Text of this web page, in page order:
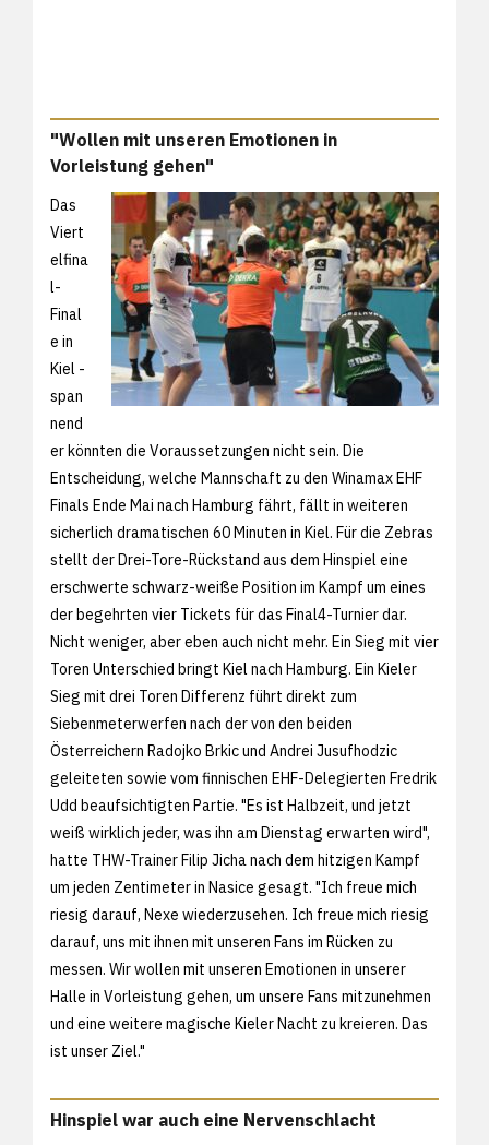
"Wollen mit unseren Emotionen in
Vorleistung gehen"
Das
Viert
elfina
l-
Final
e in
Kiel -
span
nend
er könnten die Voraussetzungen nicht sein. Die
Entscheidung, welche Mannschaft zu den Winamax EHF
Finals Ende Mai nach Hamburg fährt, fällt in weiteren
sicherlich dramatischen 60 Minuten in Kiel. Für die Zebras
stellt der Drei-Tore-Rückstand aus dem Hinspiel eine
erschwerte schwarz-weiße Position im Kampf um eines
der begehrten vier Tickets für das Final4-Turnier dar.
Nicht weniger, aber eben auch nicht mehr. Ein Sieg mit vier
Toren Unterschied bringt Kiel nach Hamburg. Ein Kieler
Sieg mit drei Toren Differenz führt direkt zum
Siebenmeterwerfen nach der von den beiden
Österreichern Radojko Brkic und Andrei Jusufhodzic
geleiteten sowie vom finnischen EHF-Delegierten Fredrik
Udd beaufsichtigten Partie. "Es ist Halbzeit, und jetzt
weiß wirklich jeder, was ihn am Dienstag erwarten wird",
hatte THW-Trainer Filip Jicha nach dem hitzigen Kampf
um jeden Zentimeter in Nasice gesagt. "Ich freue mich
riesig darauf, Nexe wiederzusehen. Ich freue mich riesig
darauf, uns mit ihnen mit unseren Fans im Rücken zu
messen. Wir wollen mit unseren Emotionen in unserer
Halle in Vorleistung gehen, um unsere Fans mitzunehmen
und eine weitere magische Kieler Nacht zu kreieren. Das
ist unser Ziel."
Hinspiel war auch eine Nervenschlacht